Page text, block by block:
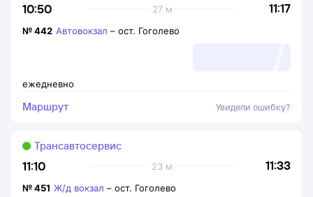
10:50 11:17
27 м
ежедневно
№442 Автовокзал – ост. Гоголево
Маршрут Увидели ошибку?
11:10 11:33
23 м
Трансавтосервис
№451 Ж/д вокзал – ост. Гоголево